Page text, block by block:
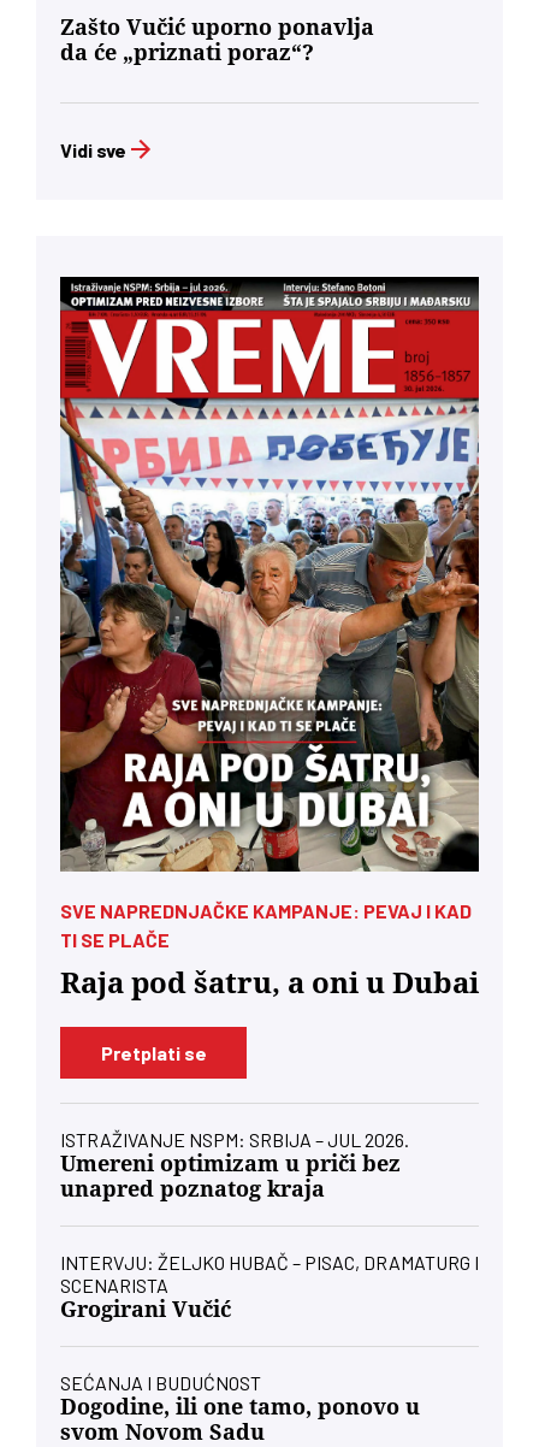
Zašto Vučić uporno ponavlja
da će „priznati poraz“?
Vidi sve
SVE NAPREDNJAČKE KAMPANJE: PEVAJ I KAD
TI SE PLAČE
Raja pod šatru, a oni u Dubai
Pretplati se
ISTRAŽIVANJE NSPM: SRBIJA – JUL 2026.
Umereni optimizam u priči bez
unapred poznatog kraja
INTERVJU: ŽELJKO HUBAČ – PISAC, DRAMATURG I
SCENARISTA
Grogirani Vučić
SEĆANJA I BUDUĆNOST
Dogodine, ili one tamo, ponovo u
svom Novom Sadu